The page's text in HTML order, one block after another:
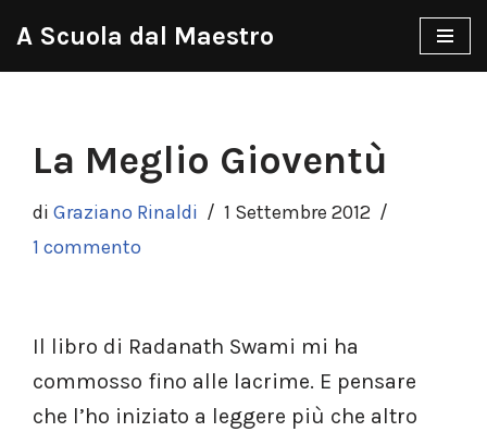
A Scuola dal Maestro
La Meglio Gioventù
di Graziano Rinaldi
1 Settembre 2012
1 commento
Il libro di Radanath Swami mi ha
commosso fino alle lacrime. E pensare
che l’ho iniziato a leggere più che altro